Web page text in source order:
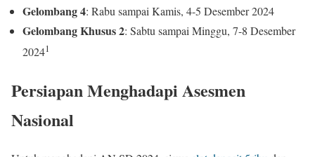
Gelombang 4: Rabu sampai Kamis, 4-5 Desember 2024
Gelombang Khusus 2: Sabtu sampai Minggu, 7-8 Desember
20241
Persiapan Menghadapi Asesmen
Nasional